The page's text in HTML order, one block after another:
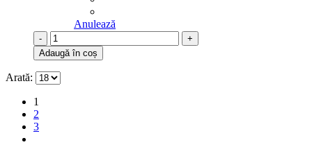
Anulează
-
+
Adaugă în coș
Arată:
1
2
3